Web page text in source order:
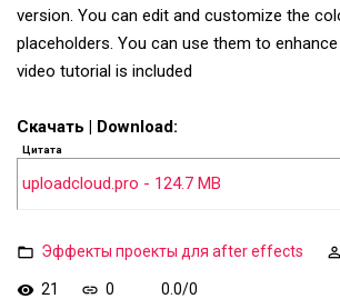
version. You can edit and customize the
placeholders. You can use them to
video tutorial is included
Скачать | Download:
Цитата
uploadcloud.pro - 124.7 MB
Эффекты проекты для after effects
21 0 0.0/0